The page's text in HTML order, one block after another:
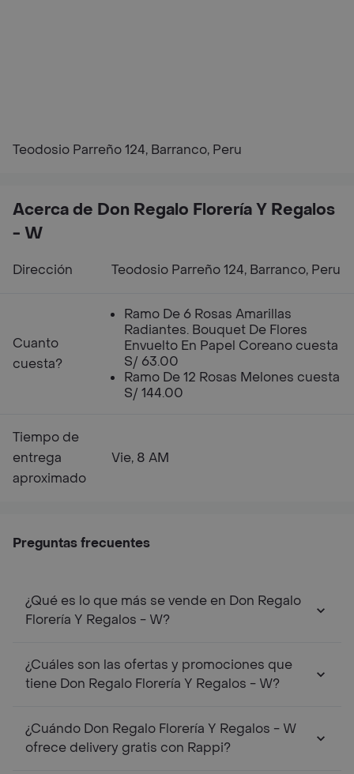
Teodosio Parreño 124, Barranco, Peru
Acerca de Don Regalo Florería Y Regalos
- W
Dirección Teodosio Parreño 124, Barranco, Peru
Cuanto
cuesta?
Ramo De 6 Rosas Amarillas
Radiantes. Bouquet De Flores
Envuelto En Papel Coreano cuesta
S/ 63.00
Ramo De 12 Rosas Melones cuesta
S/ 144.00
Tiempo de
entrega
aproximado
Vie, 8 AM
Preguntas frecuentes
¿Qué es lo que más se vende en Don Regalo
Florería Y Regalos - W?
¿Cuáles son las ofertas y promociones que
tiene Don Regalo Florería Y Regalos - W?
¿Cuándo Don Regalo Florería Y Regalos - W
ofrece delivery gratis con Rappi?